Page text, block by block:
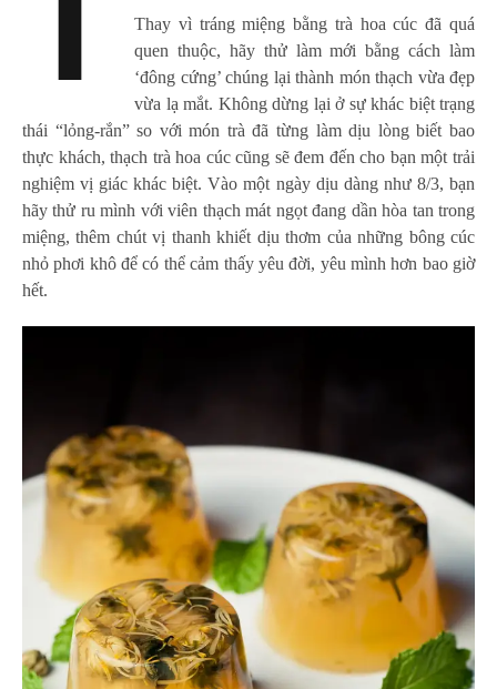
Thay vì tráng miệng bằng trà hoa cúc đã quá
quen thuộc, hãy thử làm mới bằng cách làm
‘đông cứng’ chúng lại thành món thạch vừa đẹp
vừa lạ mắt. Không dừng lại ở sự khác biệt trạng
thái “lỏng-rắn” so với món trà đã từng làm dịu lòng biết bao
thực khách, thạch trà hoa cúc cũng sẽ đem đến cho bạn một trải
nghiệm vị giác khác biệt. Vào một ngày dịu dàng như 8/3, bạn
hãy thử ru mình với viên thạch mát ngọt đang dần hòa tan trong
miệng, thêm chút vị thanh khiết dịu thơm của những bông cúc
nhỏ phơi khô để có thể cảm thấy yêu đời, yêu mình hơn bao giờ
hết.